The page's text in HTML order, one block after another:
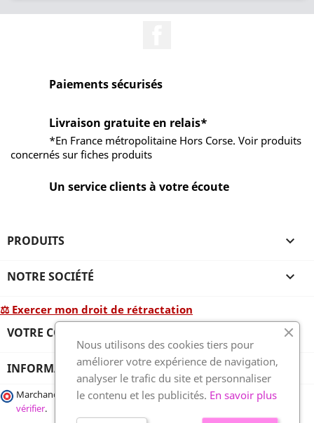
Paiements sécurisés
Livraison gratuite en relais*
*En France métropolitaine Hors Corse. Voir produits
concernés sur fiches produits
Un service clients à votre écoute
PRODUITS 
NOTRE SOCIÉTÉ 
⚖ Exercer mon droit de rétractation
VOTRE COMPTE 
INFORMATIONS
Marchand approuvé par la Société des Avis Garantis,cliquez ici pour
vérifier.
Nous utilisons des cookies tiers pour
améliorer votre expérience de navigation,
analyser le trafic du site et personnaliser
le contenu et les publicités. En savoir plus